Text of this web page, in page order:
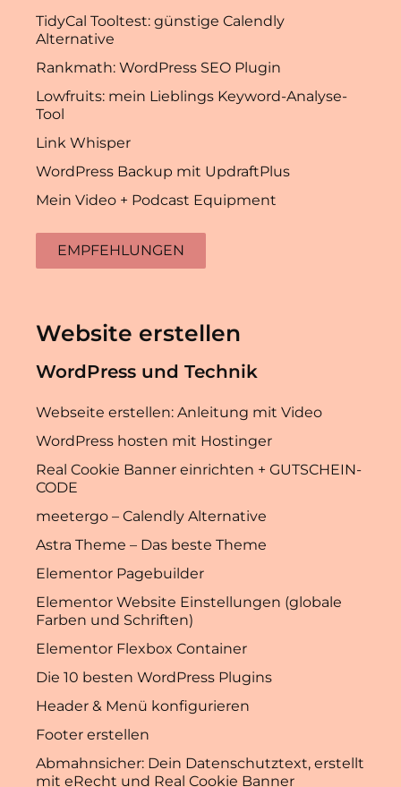
TidyCal Tooltest: günstige Calendly
Alternative
Rankmath: WordPress SEO Plugin
Lowfruits: mein Lieblings Keyword-Analyse-
Tool
Link Whisper
WordPress Backup mit UpdraftPlus
Mein Video + Podcast Equipment
EMPFEHLUNGEN
Website erstellen
WordPress und Technik
Webseite erstellen: Anleitung mit Video
WordPress hosten mit Hostinger
Real Cookie Banner einrichten + GUTSCHEIN-
CODE
meetergo – Calendly Alternative
Astra Theme – Das beste Theme
Elementor Pagebuilder
Elementor Website Einstellungen (globale
Farben und Schriften)
Elementor Flexbox Container
Die 10 besten WordPress Plugins
Header & Menü konfigurieren
Footer erstellen
Abmahnsicher: Dein Datenschutztext, erstellt
mit eRecht und Real Cookie Banner